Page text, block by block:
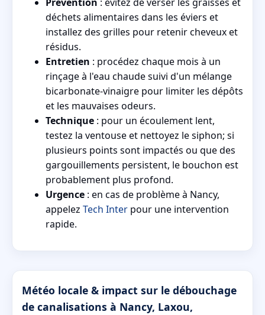
déchets alimentaires dans les éviers et
installez des grilles pour retenir cheveux et
résidus.
Entretien : procédez chaque mois à un
rinçage à l'eau chaude suivi d'un mélange
bicarbonate-vinaigre pour limiter les dépôts
et les mauvaises odeurs.
Technique : pour un écoulement lent,
testez la ventouse et nettoyez le siphon; si
plusieurs points sont impactés ou que des
gargouillements persistent, le bouchon est
probablement plus profond.
Urgence : en cas de problème à Nancy,
appelez Tech Inter pour une intervention
rapide.
Météo locale & impact sur le débouchage
de canalisations à Nancy, Laxou,